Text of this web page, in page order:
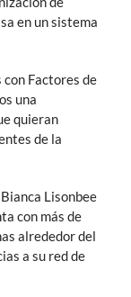
en un sistema
Factores de
una
quieran
de la
Lisonbee
con más de
alrededor del
a su red de